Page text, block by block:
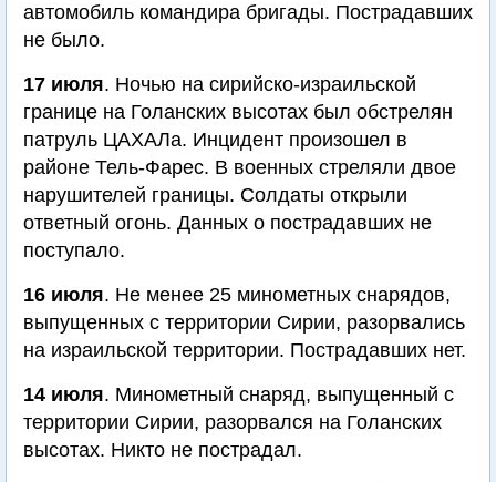
автомобиль командира бригады. Пострадавших
не было.
17 июля. Ночью на сирийско-израильской
границе на Голанских высотах был обстрелян
патруль ЦАХАЛа. Инцидент произошел в
районе Тель-Фарес. В военных стреляли двое
нарушителей границы. Солдаты открыли
ответный огонь. Данных о пострадавших не
поступало.
16 июля. Не менее 25 минометных снарядов,
выпущенных с территории Сирии, разорвались
на израильской территории. Пострадавших нет.
14 июля. Минометный снаряд, выпущенный с
территории Сирии, разорвался на Голанских
высотах. Никто не пострадал.